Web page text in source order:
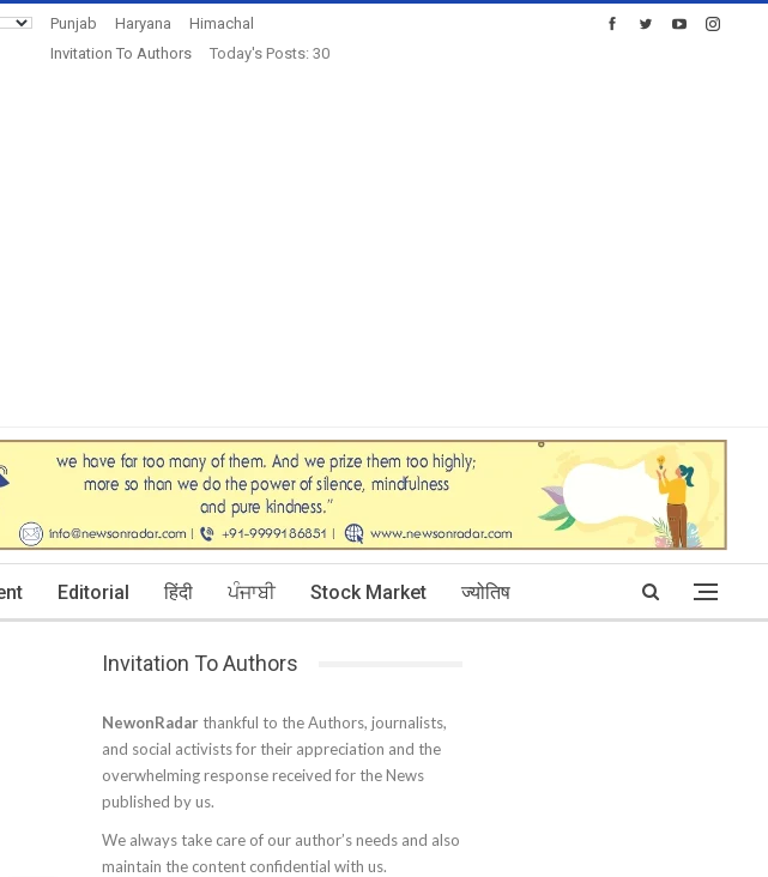
Punjab Haryana
Himachal
Invitation To Authors
Today's Posts: 30
Editorial हिंदी ਪੰਜਾਬੀ Stock Market ज्योतिष
Invitation To Authors
NewonRadar thankful to the Authors, journalists,
and social activists for their appreciation and the
overwhelming response received for the News
published by us.
We always take care of our author’s needs and also
maintain the content confidential with us.